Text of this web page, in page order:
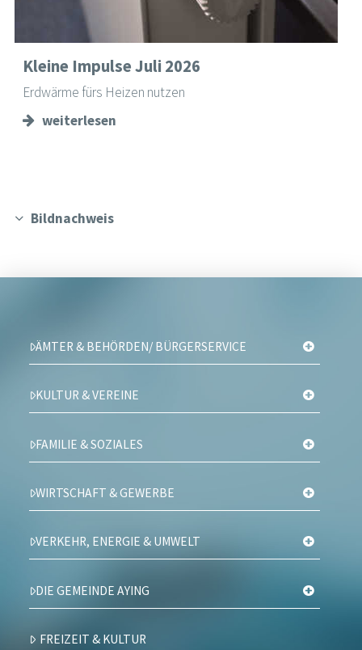
Kleine Impulse Juli 2026
Erdwärme fürs Heizen nutzen
weiterlesen
Bildnachweis
ÄMTER & BEHÖRDEN/ BÜRGERSERVICE
KULTUR & VEREINE
FAMILIE & SOZIALES
WIRTSCHAFT & GEWERBE
VERKEHR, ENERGIE & UMWELT
DIE GEMEINDE AYING
FREIZEIT & KULTUR